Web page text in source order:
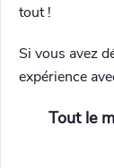
tout !
Si vous avez
expérience
Tout le